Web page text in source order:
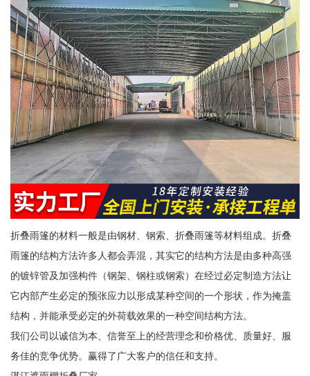
折叠雨篷的材料一般是由钢材、钢索、折叠雨篷等材料组成。折叠
雨篷的结构方法许多人都会弄混，其实它的结构方法是由多种高强
的镀锌管及加强构件（钢架、钢柱或钢索）在经过必定制造方法让
它内部产生必定的预张应力以形成某种空间的一个形状，作为掩盖
结构，并能承受必定的外荷载效果的一种空间结构方法。
我们公司以诚信为本、信誉至上的经营理念和价格优、质量好、服
务佳的竞争优势。赢得了广大客户的信任和支持。